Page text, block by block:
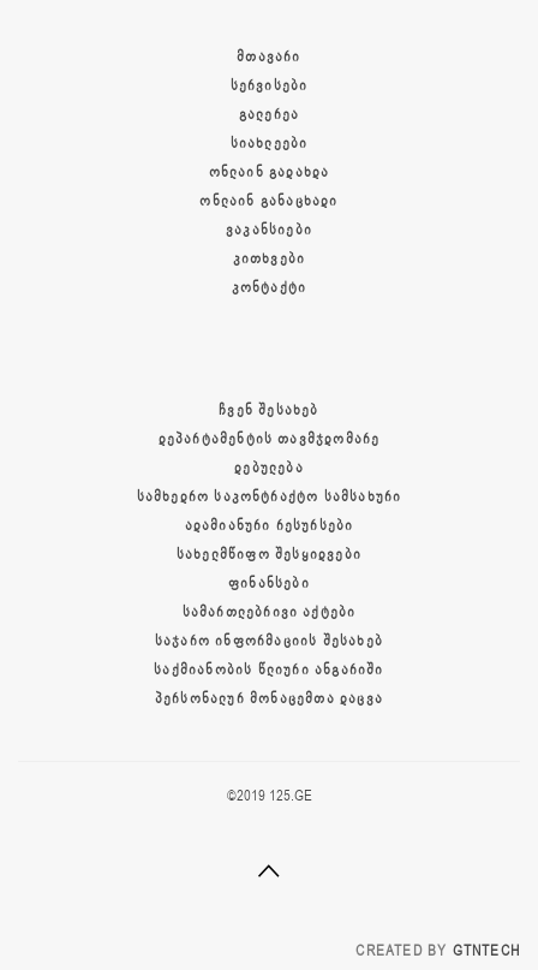
ᲛᲗᲐᲕᲐᲠᲘ
ᲡᲔᲠᲕᲘᲡᲔᲑᲘ
ᲒᲐᲚᲔᲠᲔᲐ
ᲡᲘᲐᲮᲚᲔᲔᲑᲘ
ᲝᲜᲚᲐᲘᲜ ᲒᲐᲓᲐᲮᲓᲐ
ᲝᲜᲚᲐᲘᲜ ᲒᲐᲜᲐᲪᲮᲐᲓᲘ
ᲕᲐᲙᲐᲜᲡᲘᲔᲑᲘ
ᲙᲘᲗᲮᲕᲔᲑᲘ
ᲙᲝᲜᲢᲐᲥᲢᲘ
ᲩᲕᲔᲜ ᲨᲔᲡᲐᲮᲔᲑ
ᲓᲔᲞᲐᲠᲢᲐᲛᲔᲜᲢᲘᲡ ᲗᲐᲕᲛᲯᲓᲝᲛᲐᲠᲔ
ᲓᲔᲑᲣᲚᲔᲑᲐ
ᲡᲐᲛᲮᲔᲓᲠᲝ ᲡᲐᲙᲝᲜᲢᲠᲐᲥᲢᲝ ᲡᲐᲛᲡᲐᲮᲣᲠᲘ
ᲐᲓᲐᲛᲘᲐᲜᲣᲠᲘ ᲠᲔᲡᲣᲠᲡᲔᲑᲘ
ᲡᲐᲮᲔᲚᲛᲬᲘᲤᲝ ᲨᲔᲡᲧᲘᲓᲕᲔᲑᲘ
ᲤᲘᲜᲐᲜᲡᲔᲑᲘ
ᲡᲐᲛᲐᲠᲗᲚᲔᲑᲠᲘᲕᲘ ᲐᲥᲢᲔᲑᲘ
ᲡᲐᲯᲐᲠᲝ ᲘᲜᲤᲝᲠᲛᲐᲪᲘᲘᲡ ᲨᲔᲡᲐᲮᲔᲑ
ᲡᲐᲥᲛᲘᲐᲜᲝᲑᲘᲡ ᲬᲚᲘᲣᲠᲘ ᲐᲜᲒᲐᲠᲘᲨᲘ
ᲞᲔᲠᲡᲝᲜᲐᲚᲣᲠ ᲛᲝᲜᲐᲪᲔᲛᲗᲐ ᲓᲐᲪᲕᲐ
©2019 125.GE
CREATED BY GTNTECH